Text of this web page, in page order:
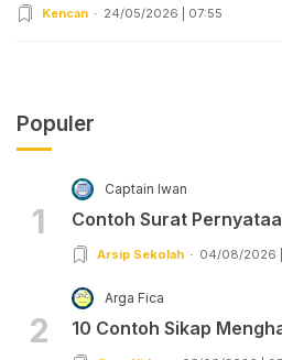
Kencan 24/05/2026 | 07:55
Populer
1
Captain Iwan
Contoh Surat
Arsip Sekolah 04/08/2026 |
2
Arga Fica
10 Contoh Sikap